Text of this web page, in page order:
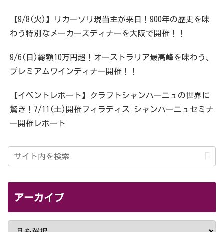
【9/8(火)】リカーゾリ現当主が来日！900年の歴史を味
わう特別なメーカーズディナーを大阪で開催！！
9/6(日)総額10万円超！オーストラリア最高峰を味わう、
プレミアムワインディナー開催！！
【イベントレポート】クラフトシャンパーニュの世界に
驚き！7/11(土)開催フィラディス シャンパーニュセミナ
ー開催レポート
アーカイブ